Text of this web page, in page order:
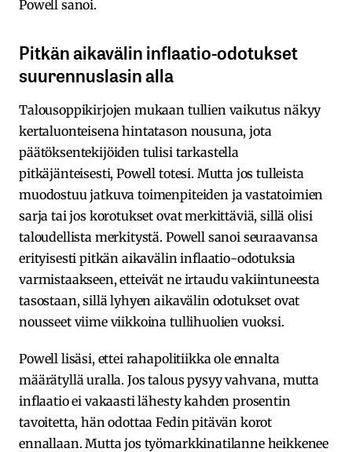
Powell sanoi.
Pitkän aikavälin inflaatio-odotukset
suurennuslasin alla
Talousoppikirjojen mukaan tullien vaikutus näkyy
kertaluonteisena hintatason nousuna, jota
päätöksentekijöiden tulisi tarkastella
pitkäjänteisesti, Powell totesi. Mutta jos tulleista
muodostuu jatkuva toimenpiteiden ja vastatoimien
sarja tai jos korotukset ovat merkittäviä, sillä olisi
taloudellista merkitystä. Powell sanoi seuraavansa
erityisesti pitkän aikavälin inflaatio-odotuksia
varmistaakseen, etteivät ne irtaudu vakiintuneesta
tasostaan, sillä lyhyen aikavälin odotukset ovat
nousseet viime viikkoina tullihuolien vuoksi.
Powell lisäsi, ettei rahapolitiikka ole ennalta
määrätyllä uralla. Jos talous pysyy vahvana, mutta
inflaatio ei vakaasti lähesty kahden prosentin
tavoitetta, hän odottaa Fedin pitävän korot
ennallaan. Mutta jos työmarkkinatilanne heikkenee